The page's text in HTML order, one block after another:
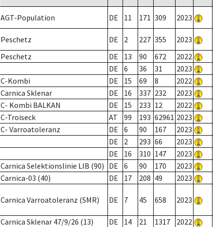
AGT-Population DE 11 171 309 2023
Peschetz DE 2 227 355 2023
Peschetz DE 13 90 672 2022
DE 6 36 31 2023
C-Kombi DE 15 69 8 2022
Carnica Sklenar DE 16 337 232 2023
C- Kombi BALKAN DE 15 233 12 2022
C-Troiseck AT 99 193 62961 2023
C- Varroatoleranz DE 6 90 167 2023
DE 2 293 66 2023
DE 16 310 147 2023
Carnica Selektionslinie LIB (90) DE 6 90 170 2023
Carnica-03 (40) DE 17 208 49 2023
Carnica Varroatoleranz (SMR) DE 7 45 658 2023
Carnica Sklenar 47/9/26 (13) DE 14 21 1317 2022